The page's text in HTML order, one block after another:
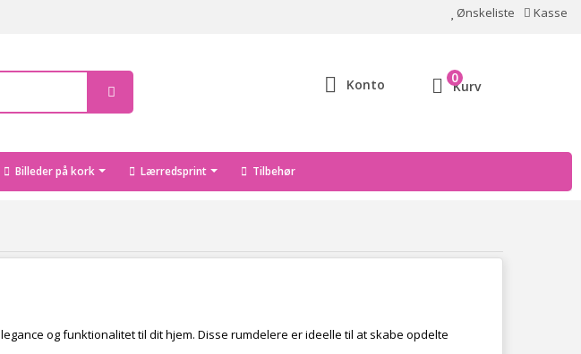
Ønskeliste Kasse
Konto Kurv
0
Billeder på kork Lærredsprint Tilbehør
og funktionalitet til dit hjem. Disse rumdelere er ideelle til at skabe opdelte